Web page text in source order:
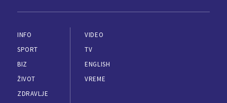
INFO
SPORT
BIZ
ŽIVOT
ZDRAVLJE
VIDEO
TV
ENGLISH
VREME